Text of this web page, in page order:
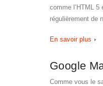
comme l’HTML
régulièrement de
En savoir plus
Google
Comme vous le